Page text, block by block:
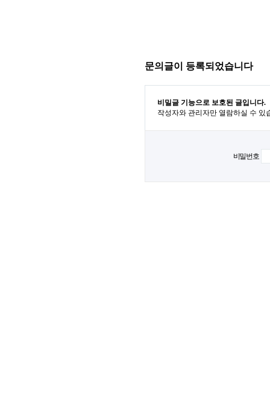
문의글이 등록되었습니다
비밀글 기능으로 보호된 글입니다.
작성자와 관리자만 열람하실 수 있
비밀번호